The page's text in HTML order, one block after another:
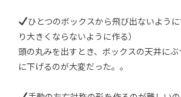
ひとつのボックスから飛び出ないよう
り大きくならないように作る）
頭の丸みを出すとき、ボックスの天井に
に下げるのが大変だった。。